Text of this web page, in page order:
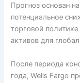
Прогноз основан
потенциальное
торговой
активов для
После периода
года, Wells Fargo